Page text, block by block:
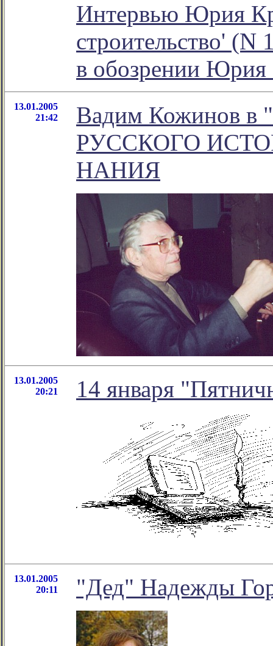
Интервью Юрия
строительство' (N
в обозрении Юрия
13.01.2005
21:42
Вадим Кожинов в
РУССКОГО
НАНИЯ
13.01.2005
20:21
14 января
13.01.2005
20:11
"Дед" Надежды